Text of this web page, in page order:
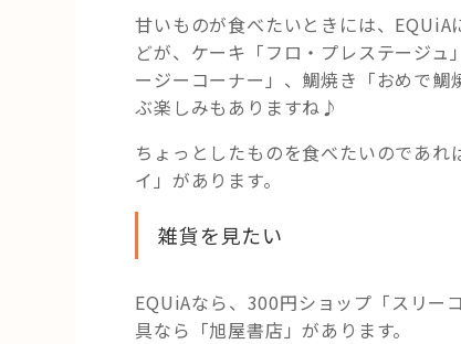
甘いものが食べたいときには、
どが、ケーキ「フロ・プレステージ
ージーコーナー」、鯛焼き「おめで
ぶ楽しみもありますね♪
ちょっとしたものを食べたいのであ
イ」があります。
雑貨を見たい
EQUiAなら、300円ショップ「スリー
具なら「旭屋書店」があります。